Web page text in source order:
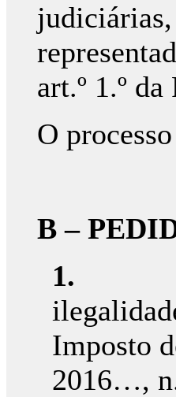
art.º 1.º
O
B –
1.
Imposto
2016…,